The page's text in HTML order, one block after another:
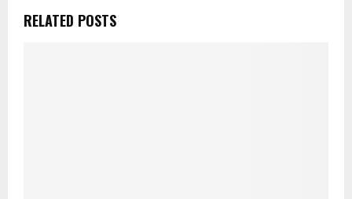
RELATED POSTS